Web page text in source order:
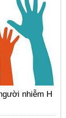
nhiễm H